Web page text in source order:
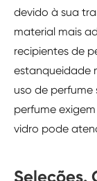
devido à sua
material mais
recipientes de
estanqueidade
uso de
perfume
vidro pode
Seleções.